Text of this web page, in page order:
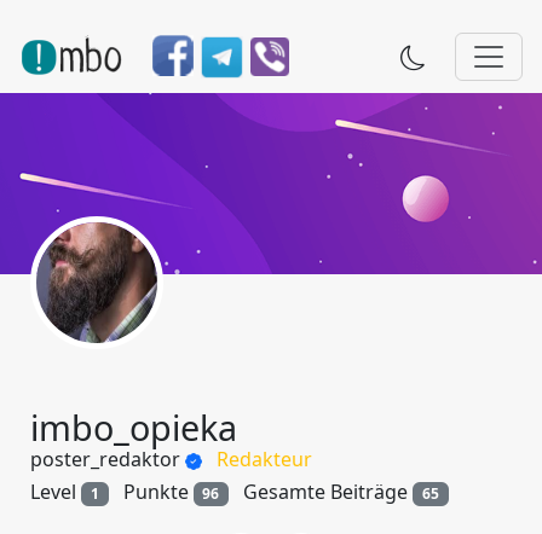
imbo_opieka
poster_redaktor
Redakteur
Level
1 Punkte 96 Gesamte Beiträge 65